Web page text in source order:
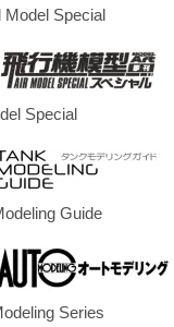
Model Special
Special
Guide
Series